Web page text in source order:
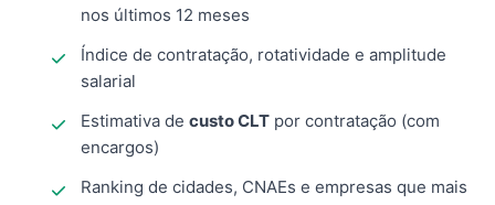
nos últimos 12 meses
Índice de contratação, rotatividade e amplitude
salarial
Estimativa de custo CLT por contratação (com
encargos)
Ranking de cidades, CNAEs e empresas que mais